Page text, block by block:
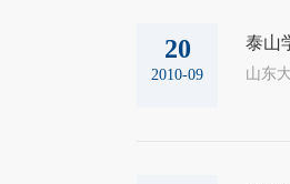
20
2010-09
泰山
山东